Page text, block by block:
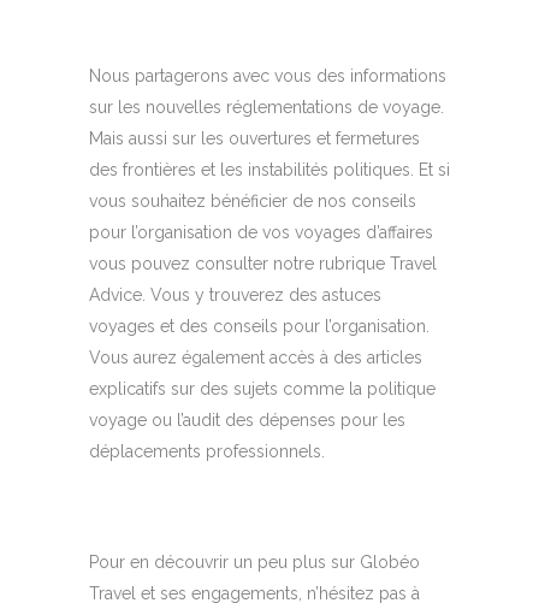
Nous partagerons avec vous des informations
sur les nouvelles réglementations de voyage.
Mais aussi sur les ouvertures et fermetures
des frontières et les instabilités politiques. Et si
vous souhaitez bénéficier de nos conseils
pour l’organisation de vos voyages d’affaires
vous pouvez consulter notre rubrique Travel
Advice. Vous y trouverez des astuces
voyages et des conseils pour l’organisation.
Vous aurez également accès à des articles
explicatifs sur des sujets comme la politique
voyage ou l’audit des dépenses pour les
déplacements professionnels.
Pour en découvrir un peu plus sur Globéo
Travel et ses engagements, n’hésitez pas à